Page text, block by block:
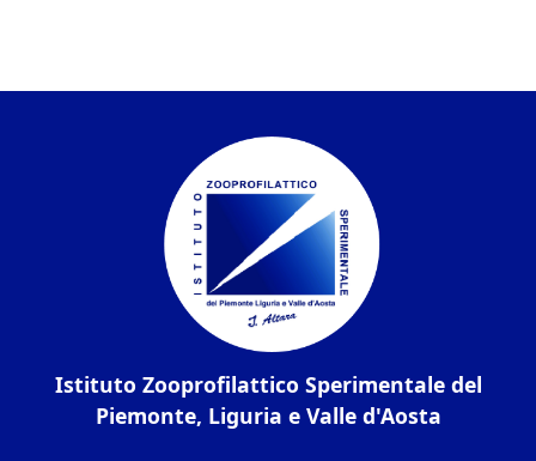
Istituto Zooprofilattico Sperimentale del
Piemonte, Liguria e Valle d'Aosta